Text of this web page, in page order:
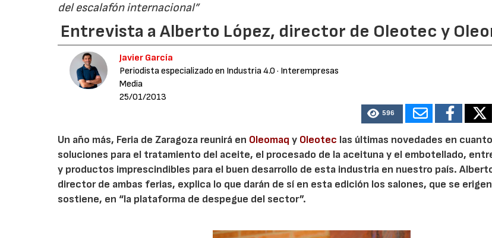
del escalafón internacional”
Entrevista a Alberto López, director de Oleotec y
Javier García
Periodista especializado en Industria 4.0 · Interempresas
Media
25/01/2013
596
Un año más, Feria de Zaragoza reunirá en Oleomaq y Oleotec las últimas novedades en
soluciones para el tratamiento del aceite, el procesado de la aceituna y el embotellado,
y productos imprescindibles para el buen desarrollo de esta industria en nuestro país.
director de ambas ferias, explica lo que darán de sí en esta edición los salones, que se
sostiene, en “la plataforma de despegue del sector”.